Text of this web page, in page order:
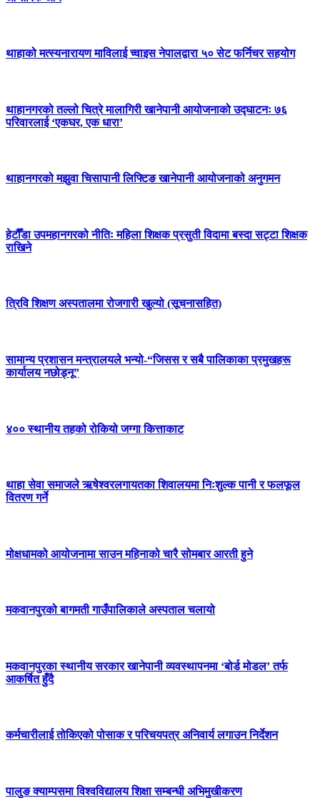
थाहाको मत्स्यनारायण माविलाई च्वाइस नेपालद्वारा ५० सेट फर्निचर सहयोग
थाहानगरको तल्लो चित्रे मालागिरी खानेपानी आयोजनाको उद्घाटनः ७६
परिवारलाई ‘एकघर, एक धारा’
थाहानगरको मझुवा चिसापानी लिफ्टिङ खानेपानी आयोजनाको अनुगमन
हेटौँडा उपमहानगरको नीतिः महिला शिक्षक प्रसुती विदामा बस्दा सट्टा शिक्षक
राखिने
त्रिवि शिक्षण अस्पतालमा रोजगारी खुल्यो (सूचनासहित)
सामान्य प्रशासन मन्त्रालयले भन्यो-“जिसस र सबै पालिकाका प्रमुखहरू
कार्यालय नछोड्नू”
४०० स्थानीय तहको रोकियो जग्गा कित्ताकाट
थाहा सेवा समाजले ऋषेश्वरलगायतका शिवालयमा निःशुल्क पानी र फलफूल
वितरण गर्ने
मोक्षधामको आयोजनामा साउन महिनाको चारै सोमबार आरती हुने
मकवानपुरको बागमती गाउँपालिकाले अस्पताल चलायो
मकवानपुरका स्थानीय सरकार खानेपानी व्यवस्थापनमा ‘बोर्ड मोडल’ तर्फ
आकर्षित हुँदै
कर्मचारीलाई तोकिएको पोसाक र परिचयपत्र अनिवार्य लगाउन निर्देशन
पालुङ क्याम्पसमा विश्वविद्यालय शिक्षा सम्बन्धी अभिमुखीकरण